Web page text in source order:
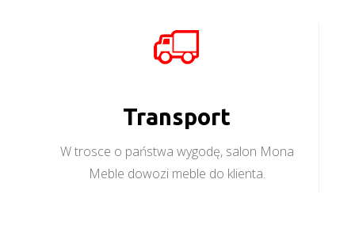
Transport
W trosce o państwa wygodę, salon Mona
Meble dowozi meble do klienta.